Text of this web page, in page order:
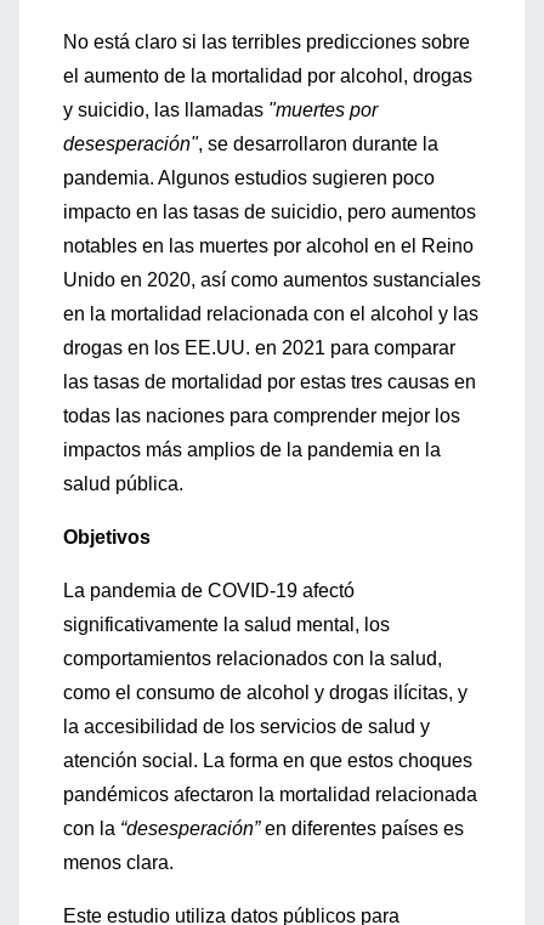
No está claro si las terribles predicciones sobre
el aumento de la mortalidad por alcohol, drogas
y suicidio, las llamadas "muertes por
desesperación", se desarrollaron durante la
pandemia. Algunos estudios sugieren poco
impacto en las tasas de suicidio, pero aumentos
notables en las muertes por alcohol en el Reino
Unido en 2020, así como aumentos sustanciales
en la mortalidad relacionada con el alcohol y las
drogas en los EE.UU. en 2021 para comparar
las tasas de mortalidad por estas tres causas en
todas las naciones para comprender mejor los
impactos más amplios de la pandemia en la
salud pública.
Objetivos
La pandemia de COVID-19 afectó
significativamente la salud mental, los
comportamientos relacionados con la salud,
como el consumo de alcohol y drogas ilícitas, y
la accesibilidad de los servicios de salud y
atención social. La forma en que estos choques
pandémicos afectaron la mortalidad relacionada
con la “desesperación”en diferentes países es
menos clara.
Este estudio utiliza datos públicos para